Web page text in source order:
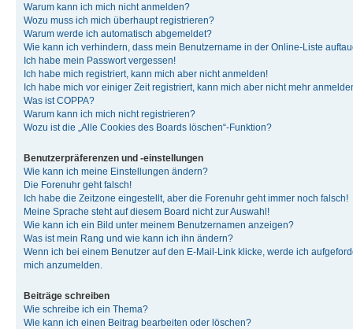
Warum kann ich mich nicht anmelden?
Wozu muss ich mich überhaupt registrieren?
Warum werde ich automatisch abgemeldet?
Wie kann ich verhindern, dass mein Benutzername in der Online-Liste
Ich habe mein Passwort vergessen!
Ich habe mich registriert, kann mich aber nicht anmelden!
Ich habe mich vor einiger Zeit registriert, kann mich aber nicht mehr
Was ist COPPA?
Warum kann ich mich nicht registrieren?
Wozu ist die „Alle Cookies des Boards löschen“-Funktion?
Benutzerpräferenzen und -einstellungen
Wie kann ich meine Einstellungen ändern?
Die Forenuhr geht falsch!
Ich habe die Zeitzone eingestellt, aber die Forenuhr geht immer noch falsch!
Meine Sprache steht auf diesem Board nicht zur Auswahl!
Wie kann ich ein Bild unter meinem Benutzernamen anzeigen?
Was ist mein Rang und wie kann ich ihn ändern?
Wenn ich bei einem Benutzer auf den E-Mail-Link klicke, werde ich
mich anzumelden.
Beiträge schreiben
Wie schreibe ich ein Thema?
Wie kann ich einen Beitrag bearbeiten oder löschen?